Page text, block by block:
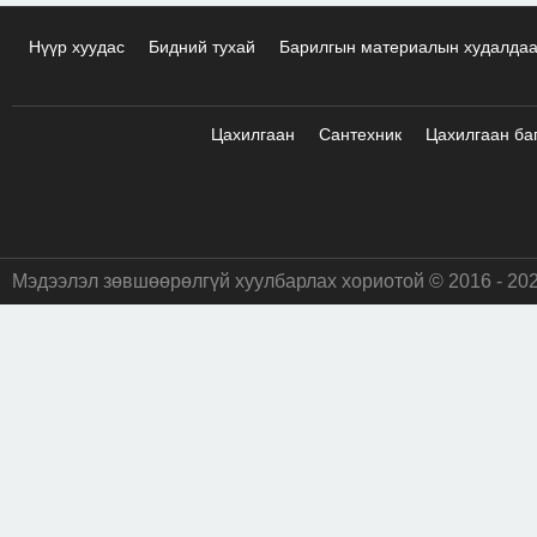
Нүүр хуудас Бидний тухай Барилгын материалын
Цахилгаан Сантехник Цахилгаан
Мэдээлэл зөвшөөрөлгүй хуулбарлах хориотой © 2016 -